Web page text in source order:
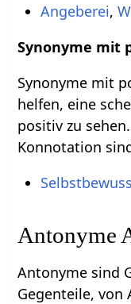
Angeberei,
Synonyme mit
Synonyme mit
helfen, eine
positiv zu
Konnotation
Antonyme
Antonyme sind
Gegenteile, von